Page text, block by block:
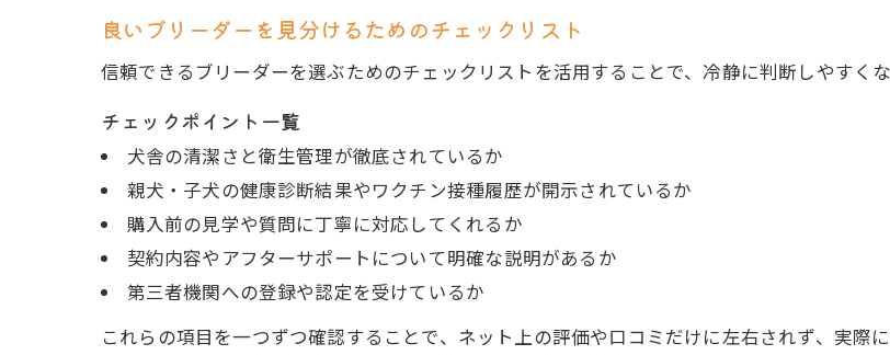
良いブリーダーを見分けるためのチェックリスト
信頼できるブリーダーを選ぶためのチェックリストを活用することで、冷静に判断しやすく
チェックポイント一覧
犬舎の清潔さと衛生管理が徹底されているか
親犬・子犬の健康診断結果やワクチン接種履歴が開示されているか
購入前の見学や質問に丁寧に対応してくれるか
契約内容やアフターサポートについて明確な説明があるか
第三者機関への登録や認定を受けているか
これらの項目を一つずつ確認することで、ネット上の評価や口コミだけに左右されず、実際